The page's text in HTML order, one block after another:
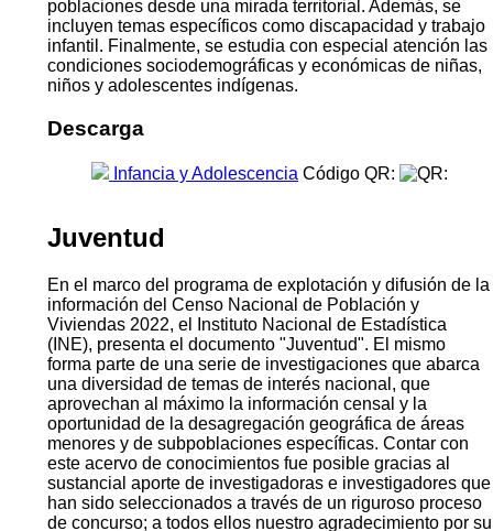
poblaciones desde una mirada territorial. Además, se
incluyen temas específicos como discapacidad y trabajo
infantil. Finalmente, se estudia con especial atención las
condiciones sociodemográficas y económicas de niñas,
niños y adolescentes indígenas.
Descarga
Infancia y Adolescencia Código QR:
Juventud
En el marco del programa de explotación y difusión de la
información del Censo Nacional de Población y
Viviendas 2022, el Instituto Nacional de Estadística
(INE), presenta el documento "Juventud". El mismo
forma parte de una serie de investigaciones que abarca
una diversidad de temas de interés nacional, que
aprovechan al máximo la información censal y la
oportunidad de la desagregación geográfica de áreas
menores y de subpoblaciones específicas. Contar con
este acervo de conocimientos fue posible gracias al
sustancial aporte de investigadoras e investigadores que
han sido seleccionados a través de un riguroso proceso
de concurso; a todos ellos nuestro agradecimiento por su